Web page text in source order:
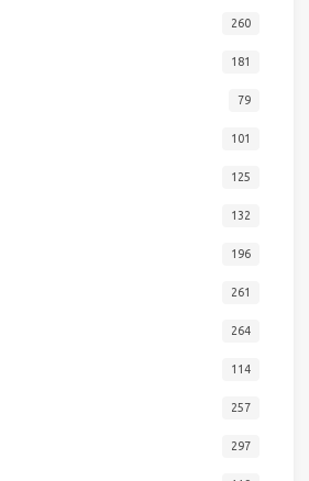
260
181
79
101
125
132
196
261
264
114
257
297